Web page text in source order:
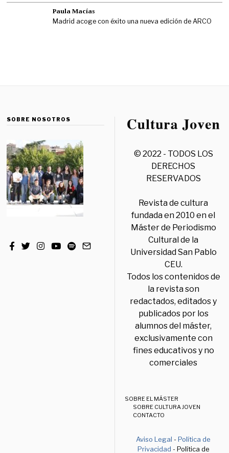
Paula Macías
Madrid acoge con éxito una nueva edición de ARCO
SOBRE NOSOTROS
© 2022 - TODOS LOS
DERECHOS
RESERVADOS
Revista de cultura
fundada en 2010 en el
Máster de Periodismo
Cultural de la
Universidad San Pablo
CEU.
Todos los contenidos de
la revista son
redactados, editados y
publicados por los
alumnos del máster,
exclusivamente con
fines educativos y no
comerciales
SOBRE EL MÁSTER
SOBRE CULTURA JOVEN
CONTACTO
Aviso Legal -Política de
Privacidad - Política de